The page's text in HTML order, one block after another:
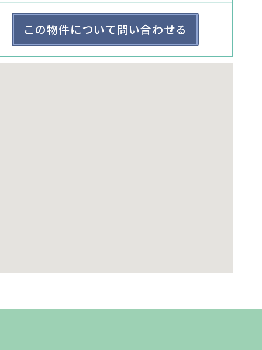
この物件について問い合わせる